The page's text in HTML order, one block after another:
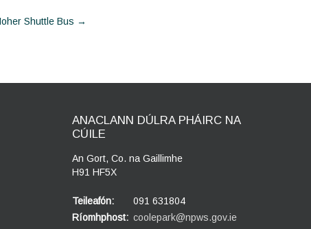
Shuttle Bus →
ANACLANN DÚLRA PHÁIRC NA
CÚILE
An Gort, Co. na Gaillimhe
H91 HF5X
Teileafón:
091 631804
Ríomhphost: coolepark@npws.gov.ie